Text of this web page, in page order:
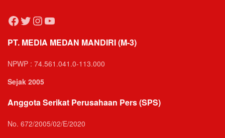
Facebook
Twitter
Instagram
YouTube
PT. MEDIA MEDAN MANDIRI (M-3)
NPWP : 74.561.041.0-113.000
Sejak 2005
Anggota Serikat Perusahaan Pers (SPS)
No. 672/2005/02/E/2020